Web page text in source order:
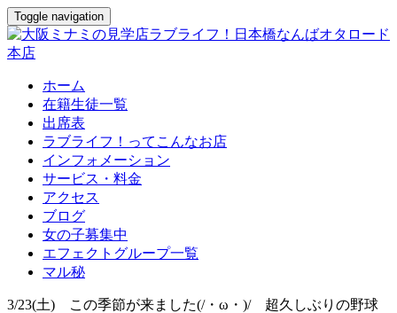
Toggle navigation
ホーム
在籍生徒一覧
出席表
ラブライフ！ってこんなお店
インフォメーション
サービス・料金
アクセス
ブログ
女の子募集中
エフェクトグループ一覧
マル秘
3/23(土) この季節が来ました(/・ω・)/ 超久しぶりの野球